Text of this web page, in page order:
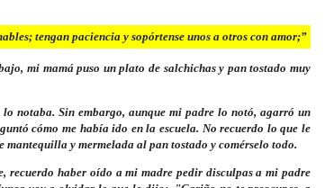
tengan paciencia y sopórtense unos a otros con amor;”
mi mamá puso un plato de salchichas y pan tostado muy
notaba. Sin embargo, aunque mi padre lo notó, agarró un
cómo me había ido en la escuela. No recuerdo lo que le
mantequilla y mermelada al pan tostado y comérselo todo.
recuerdo haber oído a mi madre pedir disculpas a mi padre